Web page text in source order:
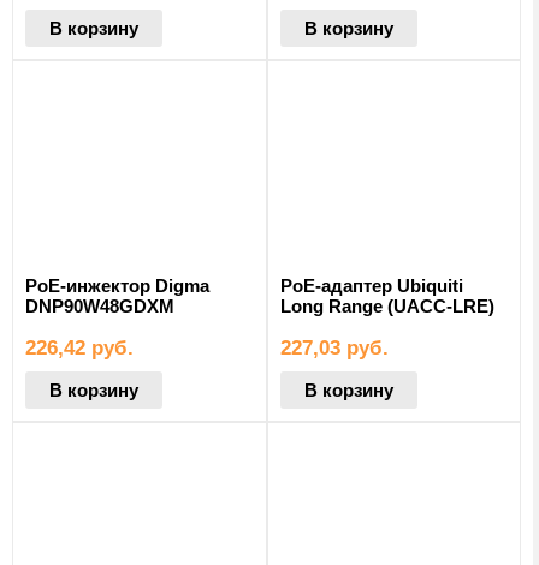
В корзину В корзину
PoE-инжектор Digma
DNP90W48GDXM
226,42 руб.
В корзину
PoE-адаптер Ubiquiti
Long Range (UACC-LRE)
227,03 руб.
В корзину